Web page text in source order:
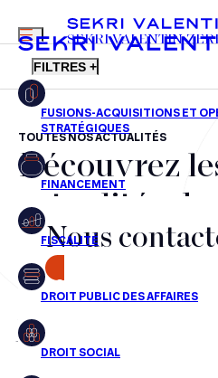
FR EN
MENU
SEKRI VALENTIN
FILTRES +
Fusions-acquisitions et
Financement
Fiscalité
Droit public des affaires
Droit social
TOUTES NOS ACTUALITÉS
Découvrez
actualités du
nos
transactions,
jour
Nous